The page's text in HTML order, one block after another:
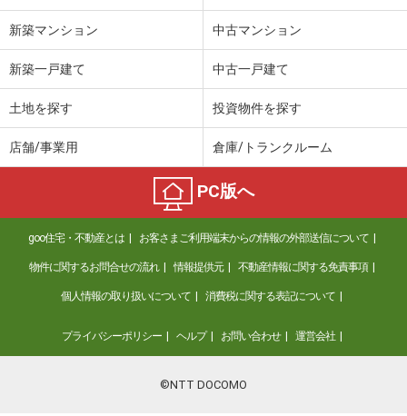
新築マンション 中古マンション
新築一戸建て 中古一戸建て
土地を探す 投資物件を探す
店舗/事業用 倉庫/トランクルーム
PC版へ
goo住宅・不動産とは お客さまご利用端末からの情報の外部送信について
物件に関するお問合せの流れ 情報提供元 不動産情報に関する免責事項
個人情報の取り扱いについて 消費税に関する表記について
プライバシーポリシー ヘルプ お問い合わせ 運営会社
©NTT DOCOMO